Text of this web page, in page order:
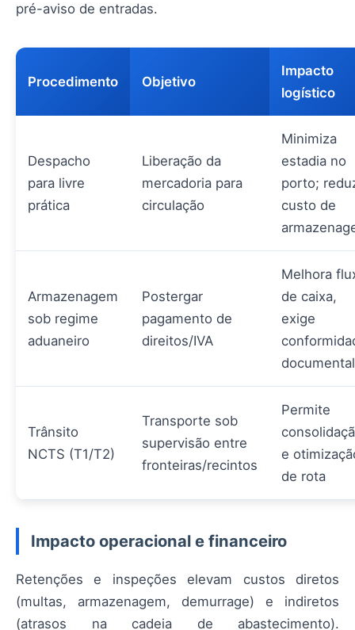
pré-aviso de entradas.
Procedimento Objetivo
Impacto
logístico
Despacho
para livre
prática
Liberação da
mercadoria para
circulação
Minimiza
estadia no
porto;
custo de
Armazenagem
sob regime
aduaneiro
Postergar
pagamento de
direitos/IVA
Melhora
de caixa,
exige
documental
Trânsito
NCTS (T1/T2)
Transporte sob
supervisão entre
fronteiras/recintos
Permite
e
de rota
Impacto operacional e financeiro
Retenções e inspeções elevam custos diretos
(multas, armazenagem, demurrage) e indiretos
(atrasos na cadeia de abastecimento).